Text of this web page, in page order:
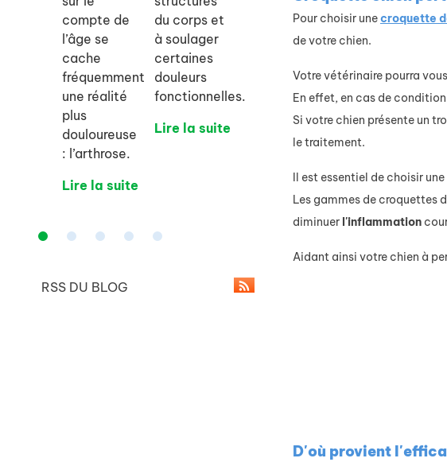
compte de
l’âge se
cache
fréquemment
une réalité
plus
douloureuse
: l’arthrose.
Lire la suite
du corps et
à soulager
certaines
douleurs
fonctionnelles.
Lire la suite
RSS DU BLOG
Pour choisir unecroquette
de votre chien.
Votre vétérinaire pourra
En effet, en cas de
Si votre chien présente un
le traitement.
Il est essentiel de choisir
Les gammes de croquettes
diminuer l'inflammation
Aidant ainsi votre chien à
D'où provient